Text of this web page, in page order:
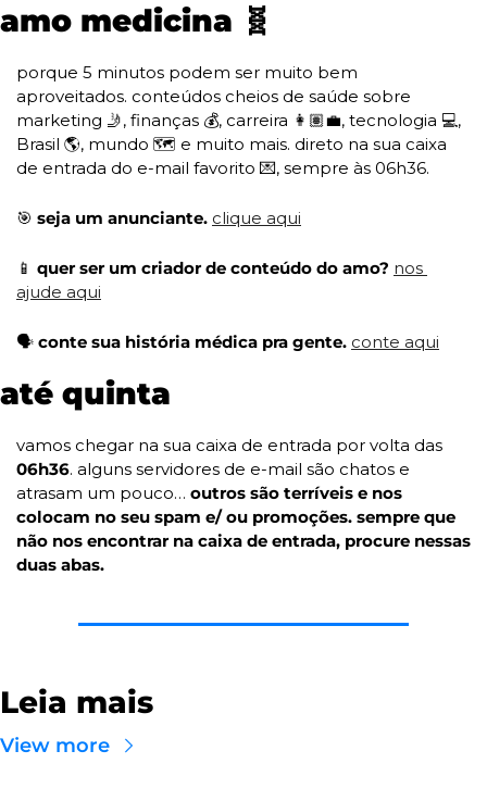
amo medicina 🧬
porque 5 minutos podem ser muito bem
aproveitados. conteúdos cheios de saúde sobre
marketing 🤳, finanças 💰, carreira 👩🏽‍💼, tecnologia 💻,
Brasil 🌎, mundo 🗺️ e muito mais. direto na sua caixa
de entrada do e-mail favorito 💌, sempre às 06h36.
🎯 seja um anunciante. clique aqui
📱 quer ser um criador de conteúdo do amo? nos
ajude aqui
🗣️ conte sua história médica pra gente. conte aqui
até quinta
06h36. alguns servidores de e-mail são chatos e
atrasam um pouco… outros são terríveis e nos
colocam no seu spam e/ ou promoções. sempre que
não nos encontrar na caixa de entrada, procure nessas
duas abas.
Leia mais
View more